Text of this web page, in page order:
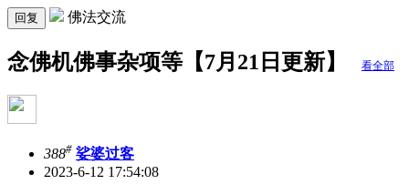
回复 佛法交流
念佛机佛事杂项等【7月21日更新】 看全部
388# 娑婆过客
2023-6-12 17:54:08